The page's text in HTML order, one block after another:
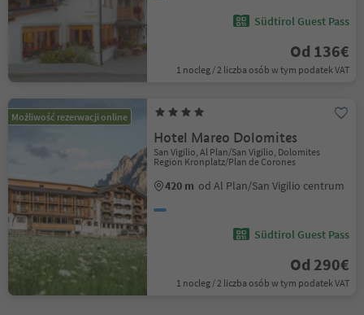
Südtirol Guest Pass
Od 136€
1 nocleg / 2 liczba osób w tym podatek VAT
Możliwość rezerwacji online
Hotel Mareo Dolomites
San Vigilio, Al Plan/San Vigilio, Dolomites
Region Kronplatz/Plan de Corones
420 m od Al Plan/San Vigilio centrum
Südtirol Guest Pass
Od 290€
1 nocleg / 2 liczba osób w tym podatek VAT